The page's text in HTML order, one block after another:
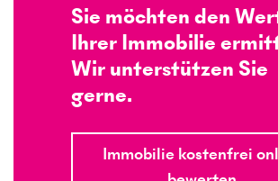
Sie möchten den
Ihrer Immobilie
Wir unterstützen Sie
gerne.
Immobilie kostenfrei